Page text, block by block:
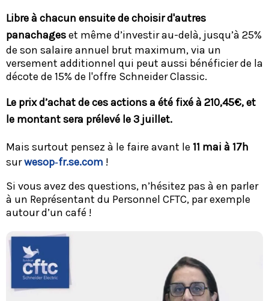
Libre à chacun ensuite de choisir d'autres
panachageset même d’investir au-delà, jusqu’à 25%
de son salaire annuel brut maximum, via un
versement additionnel qui peut aussi bénéficier de la
décote de 15% de l'offre Schneider Classic.
Le prix d’achat de ces actions a été fixé à 210,45€, et
le montant sera prélevé le 3 juillet.
Mais surtout pensez à le faire avant le 11 mai à 17h
surwesop‑fr.se.com !
Si vous avez des questions, n’hésitez pas à en parler
à un Représentant du Personnel CFTC, par exemple
autour d’un café !